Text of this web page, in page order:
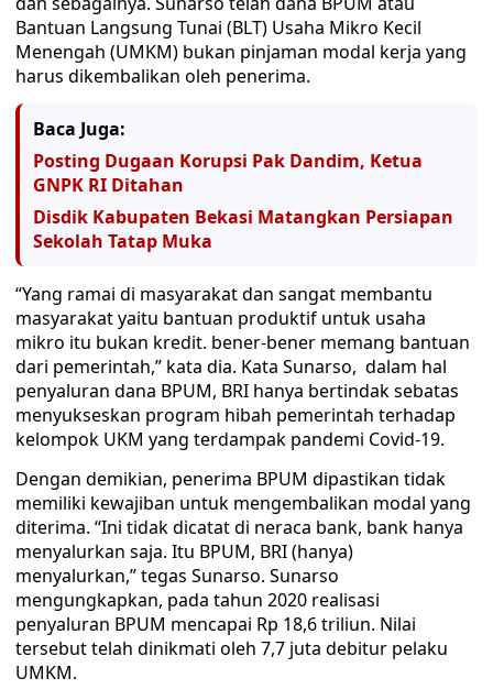
Bantuan Langsung Tunai (BLT) Usaha Mikro Kecil
Menengah (UMKM) bukan pinjaman modal kerja yang
harus dikembalikan oleh penerima.
Baca Juga:
Posting Dugaan Korupsi Pak Dandim, Ketua
GNPK RI Ditahan
Disdik Kabupaten Bekasi Matangkan Persiapan
Sekolah Tatap Muka
“Yang ramai di masyarakat dan sangat membantu
masyarakat yaitu bantuan produktif untuk usaha
mikro itu bukan kredit. bener-bener memang bantuan
dari pemerintah,” kata dia. Kata Sunarso, dalam hal
penyaluran dana BPUM, BRI hanya bertindak sebatas
menyukseskan program hibah pemerintah terhadap
kelompok UKM yang terdampak pandemi Covid-19.
Dengan demikian, penerima BPUM dipastikan tidak
memiliki kewajiban untuk mengembalikan modal yang
diterima. “Ini tidak dicatat di neraca bank, bank hanya
menyalurkan saja. Itu BPUM, BRI (hanya)
menyalurkan,” tegas Sunarso. Sunarso
mengungkapkan, pada tahun 2020 realisasi
penyaluran BPUM mencapai Rp 18,6 triliun. Nilai
tersebut telah dinikmati oleh 7,7 juta debitur pelaku
UMKM.